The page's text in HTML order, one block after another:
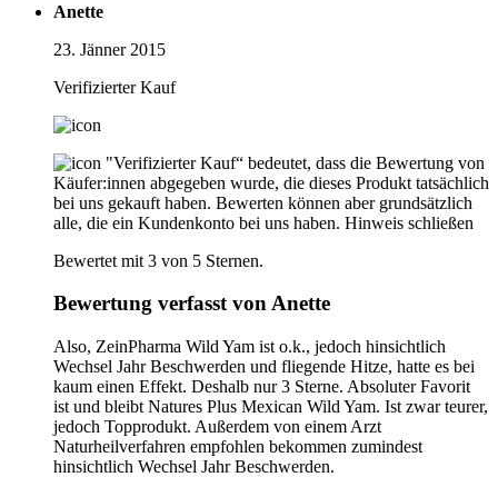
Anette
23. Jänner 2015
Verifizierter Kauf
"Verifizierter Kauf“ bedeutet, dass die Bewertung von
Käufer:innen abgegeben wurde, die dieses Produkt tatsächlich
bei uns gekauft haben. Bewerten können aber grundsätzlich
alle, die ein Kundenkonto bei uns haben. Hinweis schließen
Bewertet mit 3 von 5 Sternen.
Bewertung verfasst von Anette
Also, ZeinPharma Wild Yam ist o.k., jedoch hinsichtlich
Wechsel Jahr Beschwerden und fliegende Hitze, hatte es bei
kaum einen Effekt. Deshalb nur 3 Sterne. Absoluter Favorit
ist und bleibt Natures Plus Mexican Wild Yam. Ist zwar teurer,
jedoch Topprodukt. Außerdem von einem Arzt
Naturheilverfahren empfohlen bekommen zumindest
hinsichtlich Wechsel Jahr Beschwerden.